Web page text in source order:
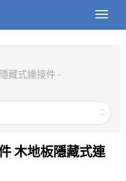
Toggle
藏式連接件 -
木地板隱藏式連